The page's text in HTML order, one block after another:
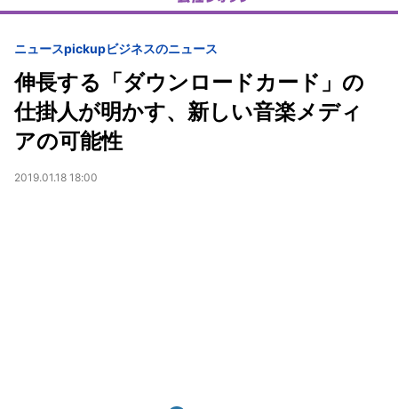
ニュースpickupビジネスのニュース
伸長する「ダウンロードカード」の
仕掛人が明かす、新しい音楽メディ
アの可能性
2019.01.18 18:00